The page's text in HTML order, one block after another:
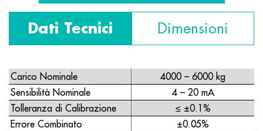
Dati Tecnici Dimensioni
Carico Nominale
4000 – 6000 kg
Sensibilità Nominale
4 – 20 mA
Tolleranza di Calibrazione
≤ ±0.1%
Errore Combinato
±0.05%